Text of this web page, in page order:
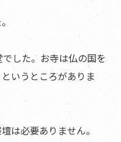
した。お寺は仏の国を
いうところがありま
は必要ありません。